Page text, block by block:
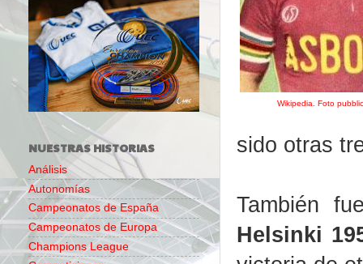
Wikipedia. Foto
sido otras
También
Helsinki
NUESTRAS HISTORIAS
Análisis
Autonomías
Campeonatos de España
Campeonatos de Europa
Champions League